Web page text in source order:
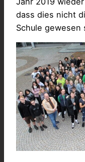
dass dies nicht
Schule gewesen